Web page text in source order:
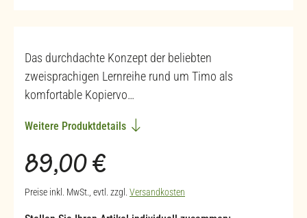
Das durchdachte Konzept der beliebten
zweisprachigen Lernreihe rund um Timo als
komfortable Kopiervo…
Weitere Produktdetails
Regulärer Preis:
89,00 €
Preise inkl. MwSt., evtl. zzgl. Versandkosten